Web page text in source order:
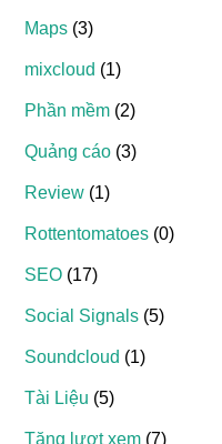
Maps (3)
mixcloud (1)
Phần mềm (2)
Quảng cáo (3)
Review (1)
Rottentomatoes (0)
SEO (17)
Social Signals (5)
Soundcloud (1)
Tài Liệu (5)
Tăng lượt xem (7)